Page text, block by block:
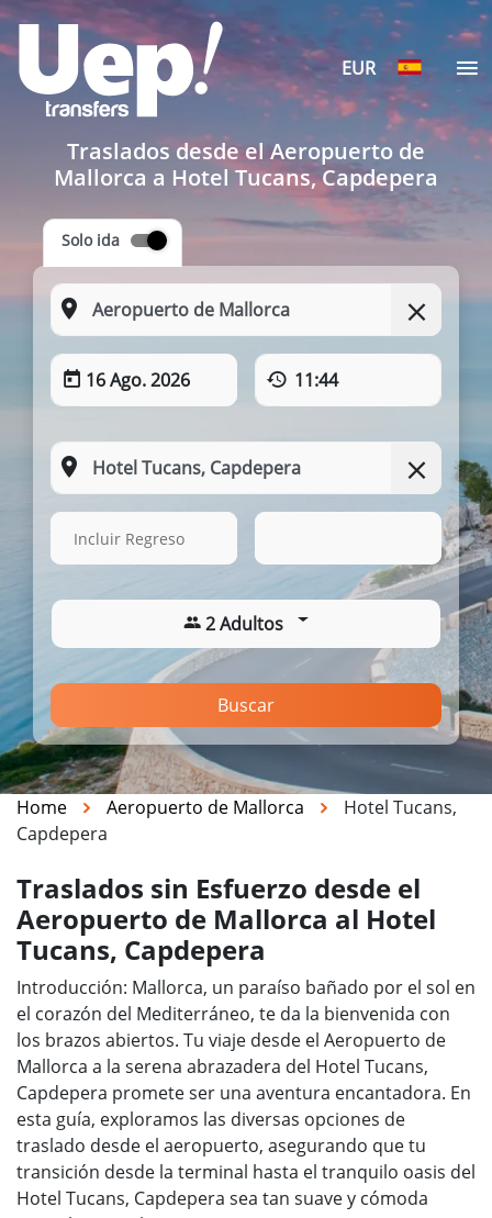
EUR
Traslados desde el Aeropuerto de
Mallorca a Hotel Tucans, Capdepera
Solo ida
16 Ago. 2026 11:44
16 Ago. 2026
Incluir Regreso
2 Adultos
Buscar
Home Aeropuerto de Mallorca
Hotel Tucans,
Capdepera
Traslados sin Esfuerzo desde el
Aeropuerto de Mallorca al Hotel
Tucans, Capdepera
Introducción: Mallorca, un paraíso bañado por el sol en
el corazón del Mediterráneo, te da la bienvenida con
los brazos abiertos. Tu viaje desde el Aeropuerto de
Mallorca a la serena abrazadera del Hotel Tucans,
Capdepera promete ser una aventura encantadora. En
esta guía, exploramos las diversas opciones de
traslado desde el aeropuerto, asegurando que tu
transición desde la terminal hasta el tranquilo oasis del
Hotel Tucans, Capdepera sea tan suave y cómoda